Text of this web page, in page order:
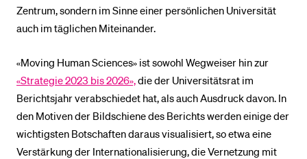
Zentrum, sondern im Sinne einer persönlichen Universität
auch im täglichen Miteinander.
«Moving Human Sciences» ist sowohl Wegweiser hin zur
«Strategie 2023 bis 2026»,die der Universitätsrat im
Berichtsjahr verabschiedet hat, als auch Ausdruck davon. In
den Motiven der Bildschiene des Berichts werden einige der
wichtigsten Botschaften daraus visualisiert, so etwa eine
Verstärkung der Internationalisierung, die Vernetzung mit